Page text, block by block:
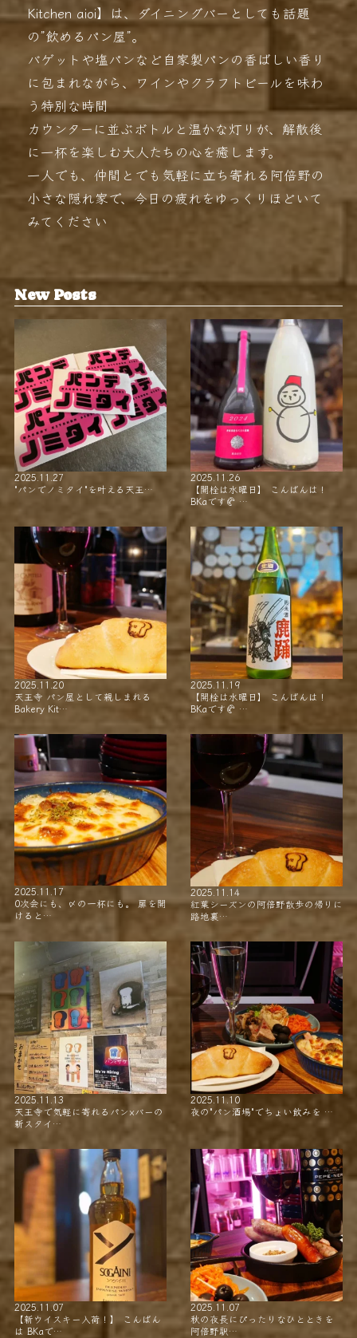
Kitchen aioi】は、ダイニングバーとしても話題
の”飲めるパン屋”。
バゲットや塩パンなど自家製パンの香ばしい香り
に包まれながら、ワインやクラフトビールを味わ
う特別な時間
カウンターに並ぶボトルと温かな灯りが、解散後
に一杯を楽しむ大人たちの心を癒します。
一人でも、仲間とでも気軽に立ち寄れる阿倍野の
小さな隠れ家で、今日の疲れをゆっくりほどいて
みてください
New Posts
2025.11.27
"パンでノミタイ"を叶える天王…
2025.11.26
【開栓は水曜日】 こんばんは！
BKaです🥐 …
2025.11.20
天王寺 パン屋として親しまれる
Bakery Kit…
2025.11.19
【開栓は水曜日】 こんばんは！
BKaです🥐 …
2025.11.17
0次会にも、〆の一杯にも。 扉を開
けると…
2025.11.14
紅葉シーズンの阿倍野散歩の帰りに
路地裏…
2025.11.13
天王寺で気軽に寄れるパン×バーの
新スタイ…
2025.11.10
夜の"パン酒場"でちょい飲みを …
2025.11.07
【新ウイスキー入荷！】 こんばん
は BKaで…
2025.11.07
秋の夜長にぴったりなひとときを
阿倍野駅…